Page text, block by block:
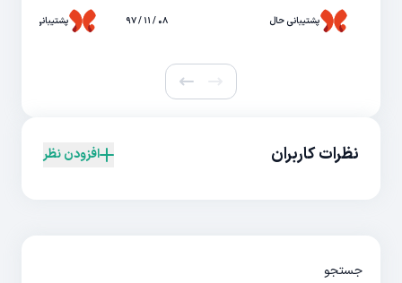
پشتیبانی حال ۰۸ / ۱۱ / ۹۷ پشتیبانی حال
نظرات کاربران افزودن نظر
جستجو